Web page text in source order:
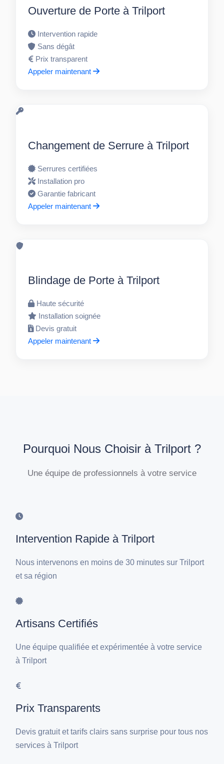
Ouverture de Porte à Trilport
Intervention rapide
Sans dégât
Prix transparent
Appeler maintenant
Changement de Serrure à Trilport
Serrures certifiées
Installation pro
Garantie fabricant
Appeler maintenant
Blindage de Porte à Trilport
Haute sécurité
Installation soignée
Devis gratuit
Appeler maintenant
Pourquoi Nous Choisir à Trilport ?
Une équipe de professionnels à votre service
Intervention Rapide à Trilport
Nous intervenons en moins de 30 minutes sur Trilport
et sa région
Artisans Certifiés
Une équipe qualifiée et expérimentée à votre service
à Trilport
Prix Transparents
Devis gratuit et tarifs clairs sans surprise pour tous nos
services à Trilport